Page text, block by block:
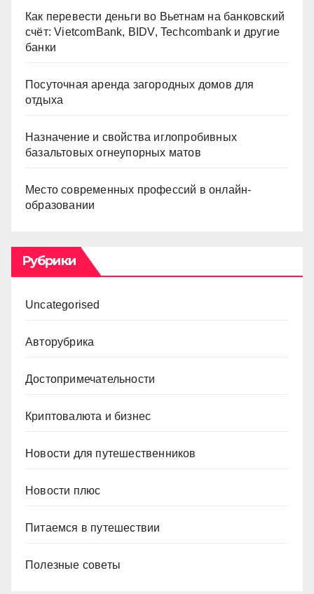
Как перевести деньги во Вьетнам на банковский
счёт: VietcomBank, BIDV, Techcombank и другие
банки
Посуточная аренда загородных домов для
отдыха
Назначение и свойства иглопробивных
базальтовых огнеупорных матов
Место современных профессий в онлайн-
образовании
Рубрики
Uncategorised
Авторубрика
Достопримечательности
Криптовалюта и бизнес
Новости для путешественников
Новости плюс
Питаемся в путешествии
Полезные советы